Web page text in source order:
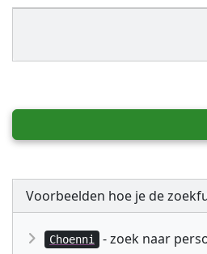
Voorbeelden hoe je de
Choenni - zoek naar